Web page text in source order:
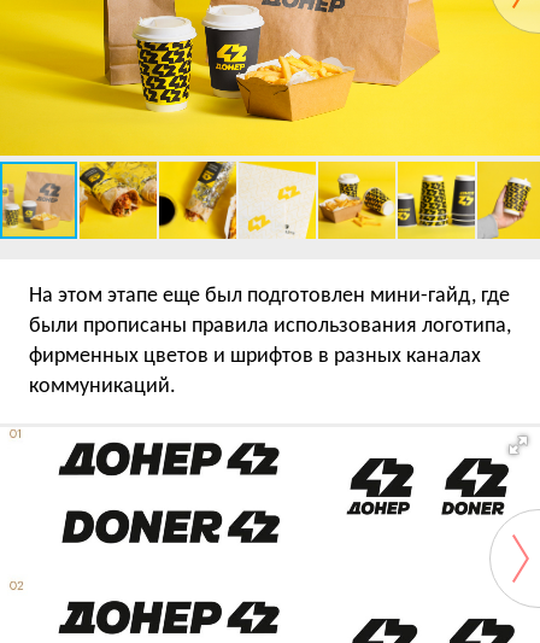
На этом этапе еще был подготовлен мини-гайд, где
были прописаны правила использования логотипа,
фирменных цветов и шрифтов в разных каналах
коммуникаций.